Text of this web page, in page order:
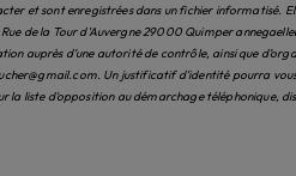
et sont enregistrées dans un fichier
de la Tour d'Auvergne 29000 Quimper
d’une autorité de contrôle, ainsi que
Un justificatif d'identité pourra
la liste d'opposition au démarchage téléphonique,